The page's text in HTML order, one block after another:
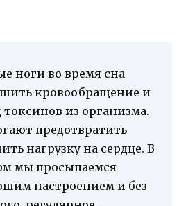
ноги во время сна
кровообращение и
из организма.
предотвратить
нагрузку на сердце. В
мы просыпаемся
настроением и без